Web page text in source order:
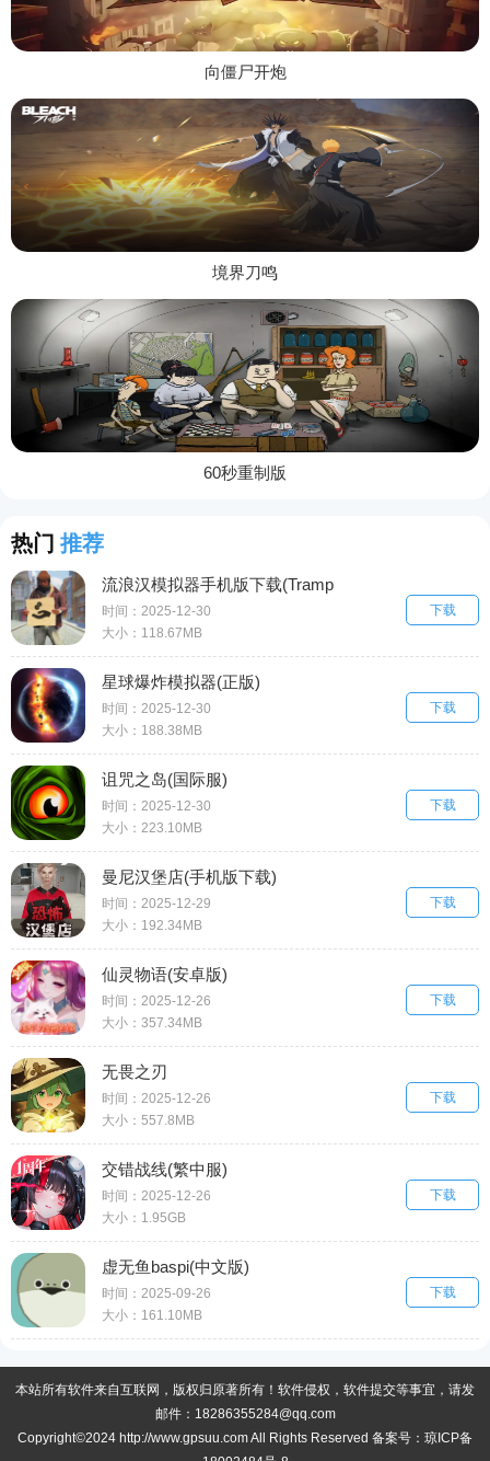
向僵尸开炮
境界刀鸣
60秒重制版
热门 推荐
流浪汉模拟器手机版下载(Tramp
Simulator Homeless Games)
时间：2025-12-30
大小：118.67MB
下载
星球爆炸模拟器(正版)
时间：2025-12-30
大小：188.38MB
下载
诅咒之岛(国际服)
时间：2025-12-30
大小：223.10MB
下载
曼尼汉堡店(手机版下载)
时间：2025-12-29
大小：192.34MB
下载
仙灵物语(安卓版)
时间：2025-12-26
大小：357.34MB
下载
无畏之刃
时间：2025-12-26
大小：557.8MB
下载
交错战线(繁中服)
时间：2025-12-26
大小：1.95GB
下载
虚无鱼baspi(中文版)
时间：2025-09-26
大小：161.10MB
下载
本站所有软件来自互联网，版权归原著所有！软件侵权，软件提交等事宜，请发
邮件：18286355284@qq.com
Copyright©2024 http://www.gpsuu.com All Rights Reserved 备案号： 琼ICP备